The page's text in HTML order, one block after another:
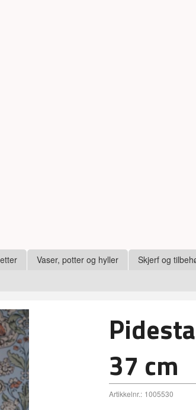
Vaser, potter og hyller Skjerf og
37 cm
Artikkelnr.: 1005530